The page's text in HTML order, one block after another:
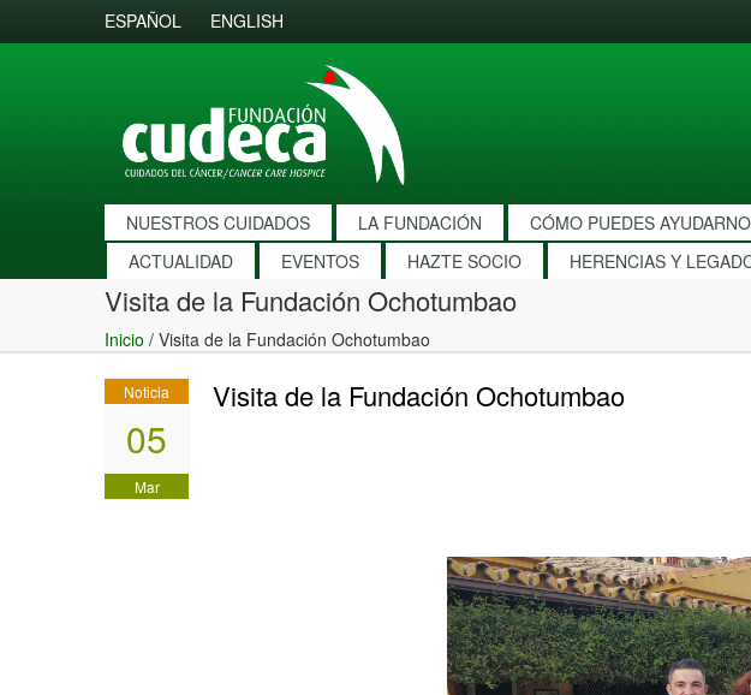
ESPAÑOL ENGLISH
NUESTROS CUIDADOS LA FUNDACIÓN CÓMO PUEDES
ACTUALIDAD
EVENTOS HAZTE SOCIO HERENCIAS Y
Visita de la Fundación Ochotumbao
Inicio / Visita de la Fundación Ochotumbao
Noticia
05
Mar
Visita de la Fundación Ochotumbao